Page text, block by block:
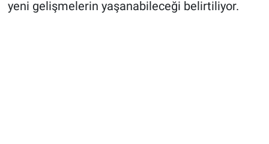
yeni gelişmelerin yaşanabileceği belirtiliyor.